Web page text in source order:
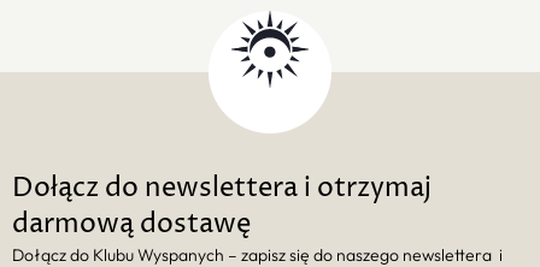
Dołącz do newslettera i otrzymaj
darmową dostawę
Dołącz do Klubu Wyspanych – zapisz się do naszego newslettera i